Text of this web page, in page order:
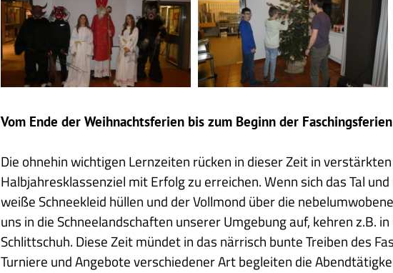
Vom Ende der Weihnachtsferien bis zum Beginn der Faschingsferien
Die ohnehin wichtigen Lernzeiten rücken in dieser Zeit in
Halbjahresklassenziel mit Erfolg zu erreichen. Wenn sich das Tal
weiße Schneekleid hüllen und der Vollmond über die
uns in die Schneelandschaften unserer Umgebung auf, kehren z.B.
Schlittschuh. Diese Zeit mündet in das närrisch bunte Treiben des
Turniere und Angebote verschiedener Art begleiten die